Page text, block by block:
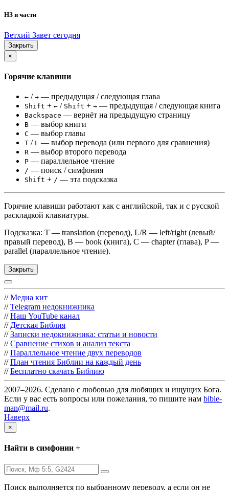
НЗ и части
Ветхий Завет сегодня
Закрыть
×
Горячие клавиши
← / → — предыдущая / следующая глава
Shift + ← / Shift + → — предыдущая / следующая книга
Backspace — вернёт на предыдущую страницу
B — выбор книги
C — выбор главы
T / L — выбор перевода (или первого для сравнения)
R — выбор второго перевода
P — параллельное чтение
/ — поиск / симфония
Shift + / — эта подсказка
Горячие клавиши работают как с английской, так и с русской
раскладкой клавиатуры.
Подсказка: T — translation (перевод), L/R — left/right (левый/
правый перевод), B — book (книга), C — chapter (глава), P —
parallel (параллельное чтение).
Закрыть
// Медиа кит
// Telegram недокнижника
// Наш YouTube канал
// Детская Библия
// Записки недокнижника: статьи и новости
// Сравнение стихов и анализ текста
// Параллельное чтение двух переводов
// План чтения Библии на каждый день
// Бесплатно скачать Библию
2007–2026. Сделано с любовью для любящих и ищущих Бога.
Если у вас есть вопросы или пожелания, то пишите нам bible-
man@mail.ru.
Наверх
×
Найти в симфонии +
Поиск выполняется по выбранному переводу, а если он не